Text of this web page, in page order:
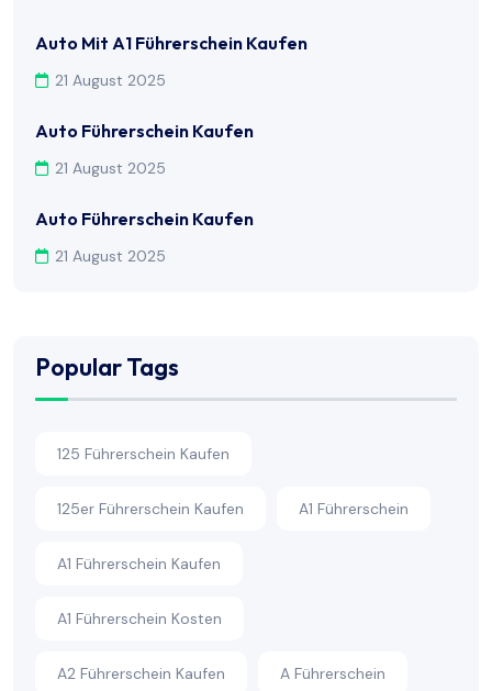
Auto Mit A1 Führerschein Kaufen
21 August 2025
Auto Führerschein Kaufen
21 August 2025
Auto Führerschein Kaufen
21 August 2025
Popular Tags
125 Führerschein Kaufen
125er Führerschein Kaufen A1 Führerschein
A1 Führerschein Kaufen
A1 Führerschein Kosten
A2 Führerschein Kaufen A Führerschein